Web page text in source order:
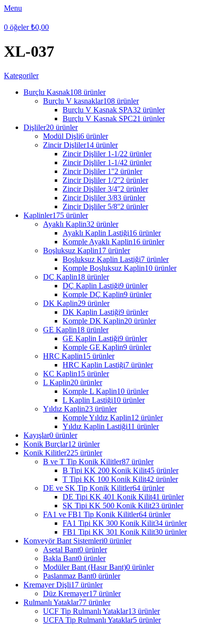
Menu
0 öğeler ₺0,00
XL-037
Kategoriler
Burçlu Kasnak108 ürünler
Burçlu V kasnaklar108 ürünler
Burçlu V Kasnak SPA32 ürünler
Burçlu V Kasnak SPC21 ürünler
Dişliler20 ürünler
Modül Dişli6 ürünler
Zincir Dişliler14 ürünler
Zincir Dişliler 1-1/22 ürünler
Zincir Dişliler 1-1/42 ürünler
Zincir Dişliler 1''2 ürünler
Zincir Dişliler 1/2''2 ürünler
Zincir Dişliler 3/4''2 ürünler
Zincir Dişliler 3/83 ürünler
Zincir Dişliler 5/8''2 ürünler
Kaplinler175 ürünler
Ayaklı Kaplin32 ürünler
Ayaklı Kaplin Lastiği16 ürünler
Komple Ayaklı Kaplin16 ürünler
Boşluksuz Kaplin17 ürünler
Boşluksuz Kaplin Lastiği7 ürünler
Komple Boşluksuz Kaplin10 ürünler
DÇ Kaplin18 ürünler
DÇ Kaplin Lastiği9 ürünler
Komple DÇ Kaplin9 ürünler
DK Kaplin29 ürünler
DK Kaplin Lastiği9 ürünler
Komple DK Kaplin20 ürünler
GE Kaplin18 ürünler
GE Kaplin Lastiği9 ürünler
Komple GE Kaplin9 ürünler
HRC Kaplin15 ürünler
HRC Kaplin Lastiği7 ürünler
KC Kaplin15 ürünler
L Kaplin20 ürünler
Komple L Kaplin10 ürünler
L Kaplin Lastiği10 ürünler
Yıldız Kaplin23 ürünler
Komple Yıldız Kaplin12 ürünler
Yıldız Kaplin Lastiği11 ürünler
Kayışlar0 ürünler
Konik Burçlar12 ürünler
Konik Kilitler225 ürünler
B ve T Tip Konik Kilitler87 ürünler
B Tipi KK 200 Konik Kilit45 ürünler
T Tipi KK 100 Konik Kilit42 ürünler
DE ve SK Tip Konik Kilitler64 ürünler
DE Tipi KK 401 Konik Kilit41 ürünler
SK Tipi KK 500 Konik Kilit23 ürünler
FA1 ve FB1 Tip Konik Kilitler64 ürünler
FA1 Tipi KK 300 Konik Kilit34 ürünler
FB1 Tipi KK 301 Konik Kilit30 ürünler
Konveyör Bant Sistemleri0 ürünler
Asetal Bant0 ürünler
Bakla Bant0 ürünler
Modüler Bant (Hasır Bant)0 ürünler
Paslanmaz Bant0 ürünler
Kremayer Dişli17 ürünler
Düz Kremayer17 ürünler
Rulmanlı Yataklar77 ürünler
UCF Tip Rulmanlı Yataklar13 ürünler
UCFA Tip Rulmanlı Yataklar5 ürünler